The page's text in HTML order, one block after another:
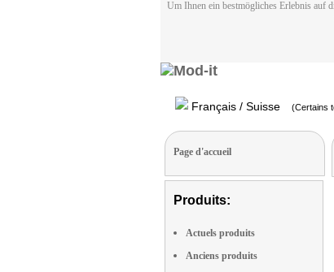
Um Ihnen ein bestmögliches Erlebnis auf
Français / Suisse (Certains
Page d'accueil
Produits:
Actuels produits
Anciens produits